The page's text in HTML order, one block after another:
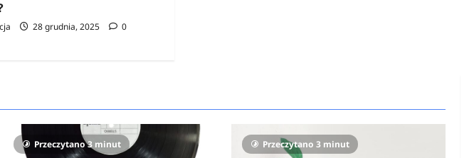
28 grudnia, 2025 0
Przeczytano 3 minut Przeczytano 3 minut